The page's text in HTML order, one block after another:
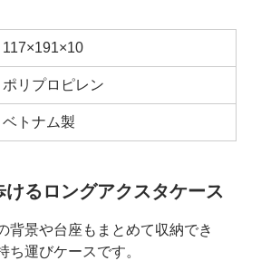
117×191×10
ポリプロピレン
ベトナム製
けるロングアクスタケース
背景や台座もまとめて収納でき
ち運びケースです。